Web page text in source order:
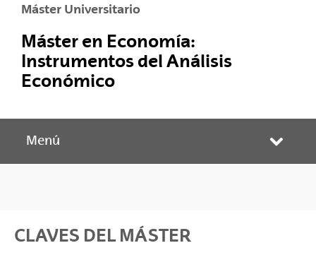
Máster Universitario
Máster en Economía:
Instrumentos del Análisis
Económico
Menú
CLAVES DEL MÁSTER